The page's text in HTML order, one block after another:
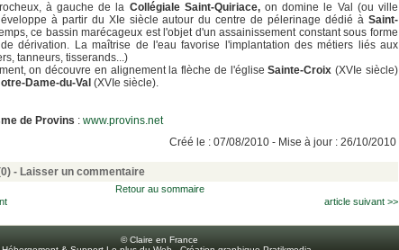
à gauche de la Collégiale Saint-Quiriace,on domine le Val (ou ville
à partir du XIe siècle autour du centre de pélerinage dédié à Saint-
ce bassin marécageux est l'objet d'un assainissement constant sous forme
dérivation. La maîtrise de l'eau favorise l'implantation des métiers liés aux
tanneurs, tisserands...)
on découvre en alignement la flèche de l'égliseSainte-Croix (XVIe siècle)
Dame-du-Val (XVIe siècle).
de Provins : www.provins.net
Créé le : 07/08/2010 - Mise à jour : 26/10/2010
- Laisser un commentaire
Retour au sommaire
article suivant >>
© Claire en France